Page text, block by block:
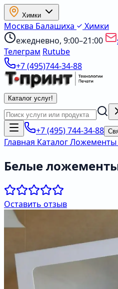
Химки
Москва Балашиха
Химки
ежедневно, 9:00–21:00
Телеграм Rutube
+7 (495)744-34-88
Каталог услуг!
+7 (495) 744-34-88
Главная КаталогЛожементы
Белые
Оставить отзыв